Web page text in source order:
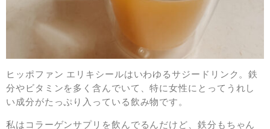
ヒッポファン エリキシールはいわゆるサジードリンク。鉄
分やビタミンを多く含んでいて、特に女性にとってうれし
い成分がたっぷり入っている飲み物です。
私はコラーゲンサプリを飲んでるんだけど、鉄分もちゃん